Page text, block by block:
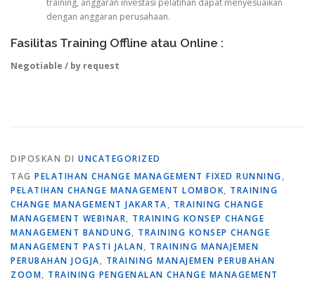
dengan anggaran perusahaan.
Fasilitas Training Offline atau Online :
Negotiable / by request
DIPOSKAN DI UNCATEGORIZED
TAG PELATIHAN CHANGE MANAGEMENT FIXED RUNNING,
PELATIHAN CHANGE MANAGEMENT LOMBOK, TRAINING
CHANGE MANAGEMENT JAKARTA, TRAINING CHANGE
MANAGEMENT WEBINAR, TRAINING KONSEP CHANGE
MANAGEMENT BANDUNG, TRAINING KONSEP CHANGE
MANAGEMENT PASTI JALAN, TRAINING MANAJEMEN
PERUBAHAN JOGJA, TRAINING MANAJEMEN PERUBAHAN
ZOOM, TRAINING PENGENALAN CHANGE MANAGEMENT